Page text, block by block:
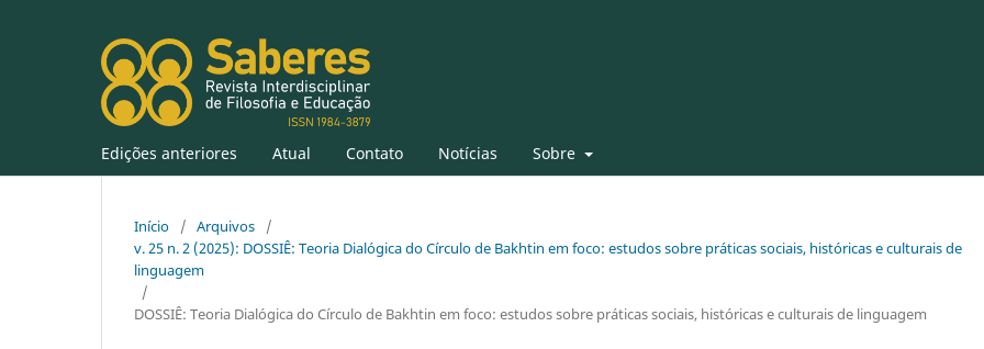
Edições anteriores Atual Contato Notícias Sobre
Início / Arquivos
/
v. 25 n. 2 (2025): DOSSIÊ: Teoria Dialógica do Círculo de Bakhtin em foco: estudos sobre práticas sociais, históricas e culturais de
linguagem
/
DOSSIÊ: Teoria Dialógica do Círculo de Bakhtin em foco: estudos sobre práticas sociais, históricas e culturais de linguagem